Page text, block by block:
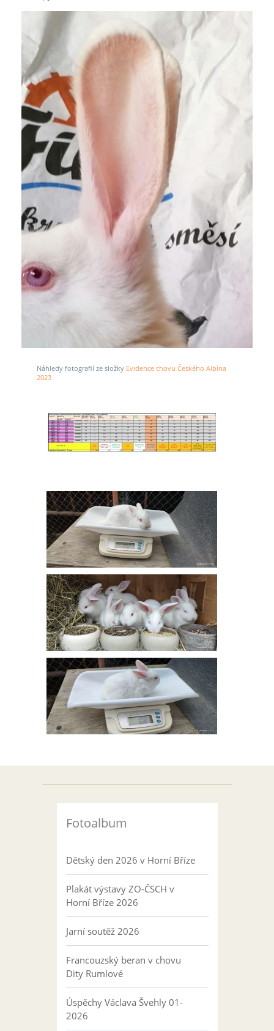
Náhledy fotografií ze složky Evidence chovu Českého Albína
2023
Fotoalbum
Dětský den 2026 v Horní Bříze
Plakát výstavy ZO-ČSCH v
Horní Bříze 2026
Jarní soutěž 2026
Francouzský beran v chovu
Dity Rumlové
Úspěchy Václava Švehly 01-
2026